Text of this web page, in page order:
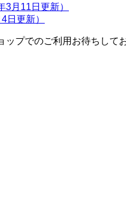
月11日更新）
日更新）
プでのご利用お待ちして